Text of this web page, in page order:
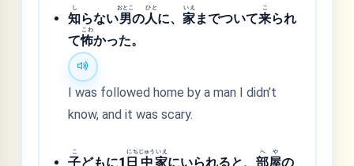
知
し
らない男
おとこ
の人
ひと
に、家
いえ
までついて来
こ
られ
て怖
こわ
かった。
I was followed home by a man I didn’t
know, and it was scary.
子
こ
どもに1 日
にち
中
じゅう
家
いえ
にいられると、部
へ
屋
や
の